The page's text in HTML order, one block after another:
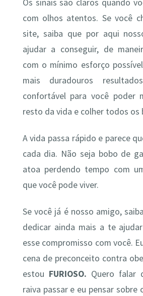
Os sinais são claros quando
com olhos atentos. Se você
site, saiba que por aqui
ajudar a conseguir, de
com o mínimo esforço
mais duradouros
confortável para você poder
resto da vida e colher todos os
A vida passa rápido e parece
cada dia. Não seja bobo de
atoa perdendo tempo com
que você pode viver.
Se você já é nosso amigo,
dedicar ainda mais a te
esse compromisso com você.
cena de preconceito contra
estou FURIOSO. Quero falar
raiva passar e eu pensar sobre